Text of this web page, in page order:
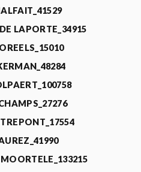
LAPORTE_34915